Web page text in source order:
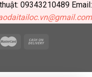
09343210489 Email: